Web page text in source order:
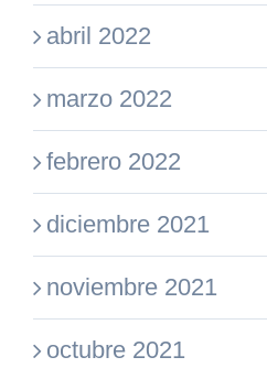
abril 2022
marzo 2022
febrero 2022
diciembre 2021
noviembre 2021
octubre 2021